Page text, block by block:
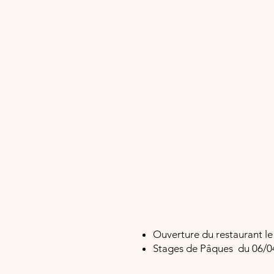
Ouverture du restaurant
Stages de Pâques du 06/